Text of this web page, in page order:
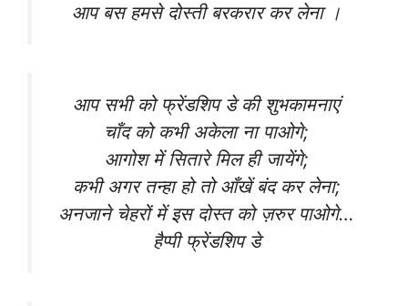
आप बस हमसे दोस्ती बरकरार कर लेना ।
आप सभी को फ्रेंडशिप डे की शुभकामनाएं
चाँद को कभी अकेला ना पाओगे;
आगोश में सितारे मिल ही जायेंगे;
कभी अगर तन्हा हो तो आँखें बंद कर लेना;
अनजाने चेहरों में इस दोस्त को ज़रुर पाओगे…
हैप्पी फ्रेंडशिप डे